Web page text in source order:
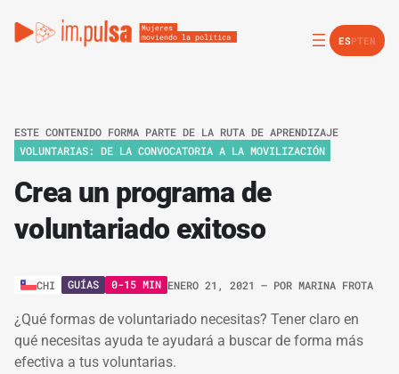
ESPTEN
ESTE CONTENIDO FORMA PARTE DE LA RUTA DE APRENDIZAJE
VOLUNTARIAS: DE LA CONVOCATORIA A LA MOVILIZACIÓN
Crea un programa de
voluntariado exitoso
CHI GUÍAS 0-15 MIN ENERO 21, 2021 – POR MARINA FROTA
¿Qué formas de voluntariado necesitas? Tener claro en
qué necesitas ayuda te ayudará a buscar de forma más
efectiva a tus voluntarias.